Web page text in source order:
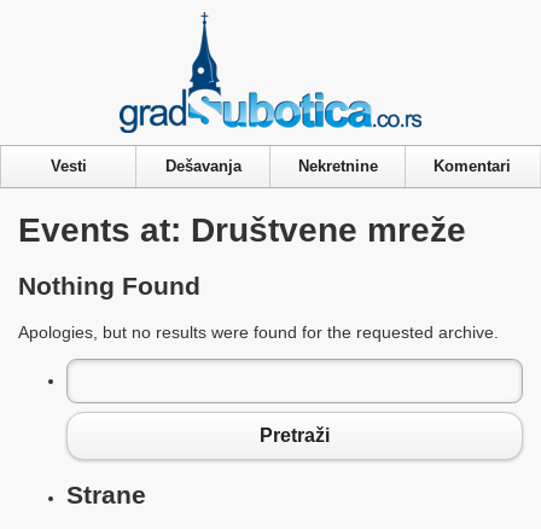
Vesti Dešavanja Nekretnine Komentari
Events at: Društvene mreže
Nothing Found
Apologies, but no results were found for the requested archive.
Pretraga
za:
Pretraži
Strane
Privacy & Cookies Policy